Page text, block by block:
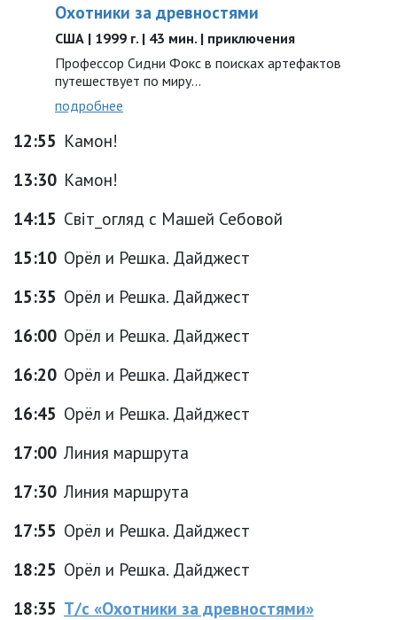
Охотники за древностями
США | 1999 г. | 43 мин. | приключения
Профессор Сидни Фокс в поисках артефактов
путешествует по миру...
подробнее
12:55 Камон!
13:30 Камон!
14:15 Світ_огляд с Машей Себовой
15:10 Орёл и Решка. Дайджест
15:35 Орёл и Решка. Дайджест
16:00 Орёл и Решка. Дайджест
16:20 Орёл и Решка. Дайджест
16:45 Орёл и Решка. Дайджест
17:00 Линия маршрута
17:30 Линия маршрута
17:55 Орёл и Решка. Дайджест
18:25 Орёл и Решка. Дайджест
18:35 Т/с «Охотники за древностями»